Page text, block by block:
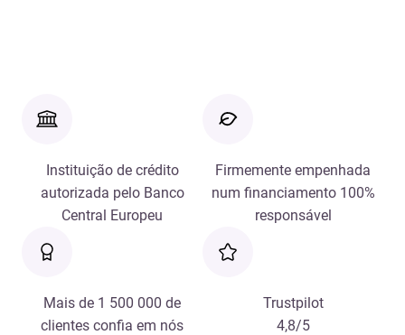
Instituição de crédito
autorizada pelo Banco
Central Europeu
Firmemente empenhada
num financiamento 100%
responsável
Mais de 1 500 000 de
clientes confia em nós
Trustpilot
4,8/5